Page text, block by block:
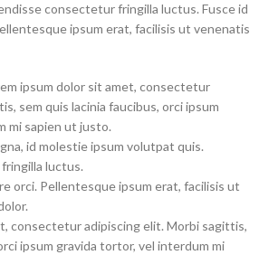
consectetur fringilla luctus. Fusce id
ipsum erat, facilisis ut venenatis
ipsum dolor sit amet, consectetur
sem quis lacinia faucibus, orci ipsum
mi sapien ut justo.
id molestie ipsum volutpat quis.
luctus.
orci. Pellentesque ipsum erat, facilisis ut
consectetur adipiscing elit. Morbi sagittis,
ipsum gravida tortor, vel interdum mi